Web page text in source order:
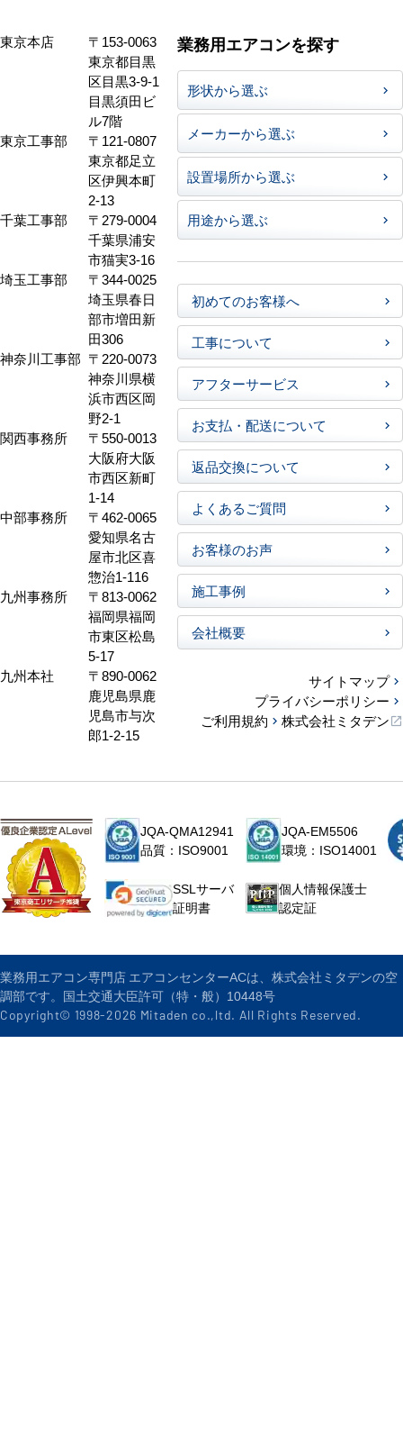
東京本店
〒153-0063
東京都目黒
区目黒3-9-1
目黒須田ビ
ル7階
東京工事部
〒121-0807
東京都足立
区伊興本町
2-13
千葉工事部
〒279-0004
千葉県浦安
市猫実3-16
埼玉工事部
〒344-0025
埼玉県春日
部市増田新
田306
神奈川工事部 〒220-0073
神奈川県横
浜市西区岡
野2-1
関西事務所
〒550-0013
大阪府大阪
市西区新町
1-14
中部事務所
〒462-0065
愛知県名古
屋市北区喜
惣治1-116
九州事務所
〒813-0062
福岡県福岡
市東区松島
5-17
九州本社
〒890-0062
鹿児島県鹿
児島市与次
郎1-2-15
業務用エアコンを探す
形状から選ぶ
メーカーから選ぶ
設置場所から選ぶ
用途から選ぶ
初めてのお客様へ
工事について
アフターサービス
お支払・配送について
返品交換について
よくあるご質問
お客様のお声
施工事例
会社概要
サイトマップ
プライバシーポリシー
ご利用規約
株式会社ミタデン
JQA-QMA12941
品質：ISO9001
JQA-EM5506
環境：ISO14001
SSLサーバ
証明書
個人情報保護士
認定証
業務用エアコン専門店 エアコンセンターACは、株式会社ミタデンの空
調部です。国土交通大臣許可（特・般）10448号
Copyright© 1998-2026 Mitaden co.,ltd. All Rights Reserved.